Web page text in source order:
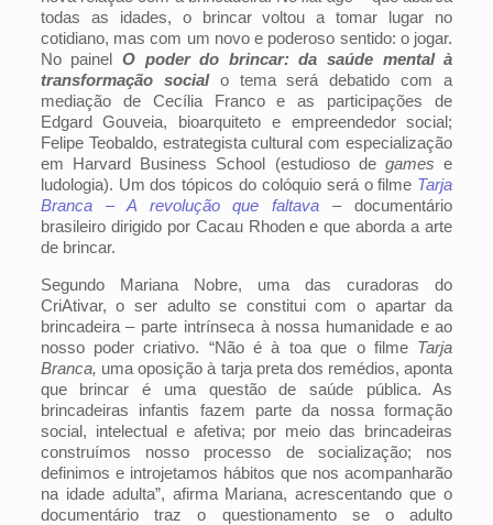
todas as idades, o brincar voltou a tomar lugar no
cotidiano, mas com um novo e poderoso sentido: o jogar.
No painelO poder do brincar: da saúde mental à
transformação socialo tema será debatido com a
mediação de Cecília Franco e as participações de
Edgard Gouveia, bioarquiteto e empreendedor social;
Felipe Teobaldo, estrategista cultural com especialização
em Harvard Business School (estudioso de games e
ludologia). Um dos tópicos do colóquio será o filme Tarja
Branca – A revolução que faltava – documentário
brasileiro dirigido por Cacau Rhoden e que aborda a arte
de brincar.
Segundo Mariana Nobre, uma das curadoras do
CriAtivar, o ser adulto se constitui com o apartar da
brincadeira – parte intrínseca à nossa humanidade e ao
nosso poder criativo. “Não é à toa que o filme Tarja
Branca, uma oposição à tarja preta dos remédios, aponta
que brincar é uma questão de saúde pública. As
brincadeiras infantis fazem parte da nossa formação
social, intelectual e afetiva; por meio das brincadeiras
construímos nosso processo de socialização; nos
definimos e introjetamos hábitos que nos acompanharão
na idade adulta”, afirma Mariana, acrescentando que o
documentário traz o questionamento se o adulto